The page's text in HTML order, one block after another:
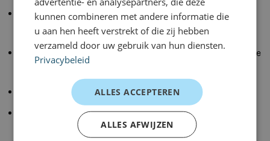
Elektrische voertuigen beschikken over de nieuwste
technieken en designs
Milieuvriendelijk ontwerp, de CO2-uitstoot van je hele
Toegang tot milieuzones
Fiscale voordelen
kunnen combineren met andere informatie die
u aan hen heeft verstrekt of die zij hebben
verzameld door uw gebruik van hun diensten.
Privacybeleid
ALLES ACCEPTEREN
ALLES AFWIJZEN